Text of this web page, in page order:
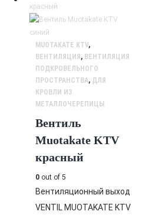
MUOTAKATE KTV,
ВЕНТИЛЯЦИЯ , ВЕНТИЛЯЦИЯ
ПОДКРОВЕЛЬНОГО
ПРОСТРАНСТВА, ДЛЯ
КРОВЛИ ИЗ
МЕТАЛЛОЧЕРЕПИЦЫ
Вентиль
Muotakate KTV
красный
0 out of 5
Вентиляционный выход
VENTIL MUOTAKATE KTV